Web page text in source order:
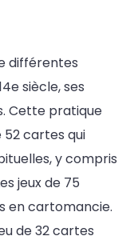
différentes
siècle, ses
Cette pratique
52 cartes qui
y compris
jeux de 75
en cartomancie.
de 32 cartes